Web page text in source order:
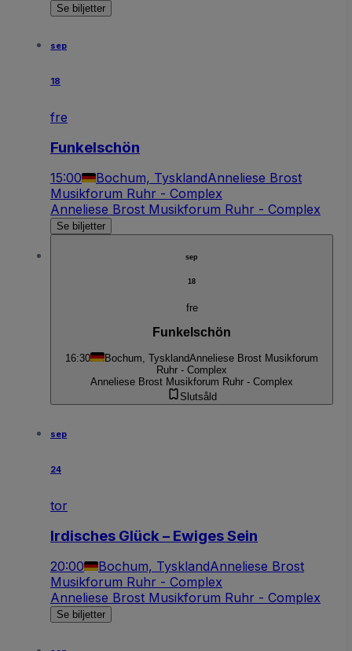
Se biljetter
sep
18
fre
Funkelschön
15:00 Bochum, TysklandAnneliese Brost
Musikforum Ruhr - Complex
Anneliese Brost Musikforum Ruhr - Complex
Se biljetter
sep
18
fre
Funkelschön
16:30 Bochum, TysklandAnneliese Brost Musikforum
Ruhr - Complex
Anneliese Brost Musikforum Ruhr - Complex
Slutsåld
sep
24
tor
Irdisches Glück – Ewiges Sein
20:00 Bochum, TysklandAnneliese Brost
Musikforum Ruhr - Complex
Anneliese Brost Musikforum Ruhr - Complex
Se biljetter